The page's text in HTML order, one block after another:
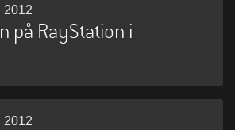
2012
på RayStation i
2012